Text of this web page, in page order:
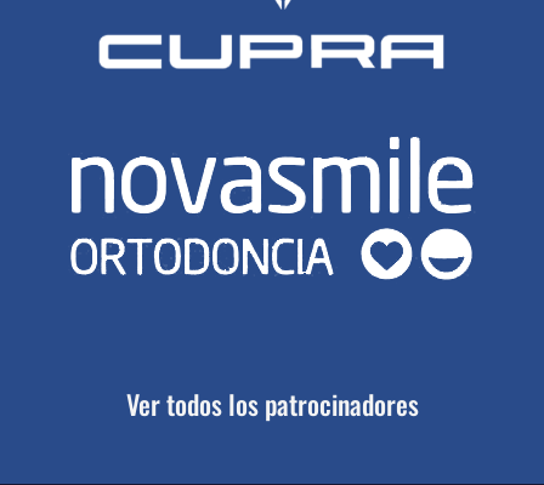
Ver todos los patrocinadores